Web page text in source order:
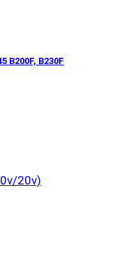
B200F, B230F